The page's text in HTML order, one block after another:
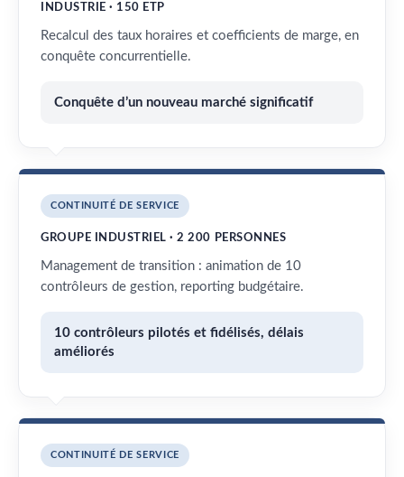
INDUSTRIE · 150 ETP
Recalcul des taux horaires et coefficients de marge, en
conquête concurrentielle.
Conquête d’un nouveau marché significatif
CONTINUITÉ DE SERVICE
GROUPE INDUSTRIEL · 2 200 PERSONNES
Management de transition : animation de 10
contrôleurs de gestion, reporting budgétaire.
10 contrôleurs pilotés et fidélisés, délais
améliorés
CONTINUITÉ DE SERVICE